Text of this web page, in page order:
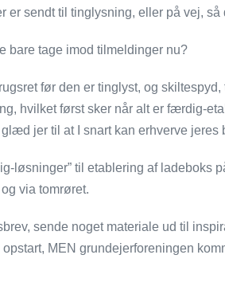
er sendt til tinglysning, eller på vej,
bare tage imod tilmeldinger nu?
før den er tinglyst, og
hvilket først sker når alt er færdig-
jer til at I snart kan erhverve jeres
løsninger” til etablering af ladeboks
via tomrøret.
sende noget materiale ud til
MEN grundejerforeningen